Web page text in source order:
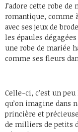
J’adore cette robe
romantique, comme
avec ses jeux de
les épaules
une robe de mariée
comme ses fleurs
Celle-ci, c’est un
qu’on imagine dans
princière et
de milliers de petits